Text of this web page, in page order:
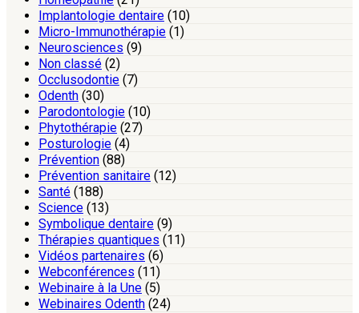
Implantologie dentaire (10)
Micro-Immunothérapie (1)
Neurosciences (9)
Non classé (2)
Occlusodontie (7)
Odenth (30)
Parodontologie (10)
Phytothérapie (27)
Posturologie (4)
Prévention (88)
Prévention sanitaire (12)
Santé (188)
Science (13)
Symbolique dentaire (9)
Thérapies quantiques (11)
Vidéos partenaires (6)
Webconférences (11)
Webinaire à la Une (5)
Webinaires Odenth (24)